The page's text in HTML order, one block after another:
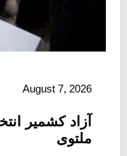
August 7, 2026
ملتوی